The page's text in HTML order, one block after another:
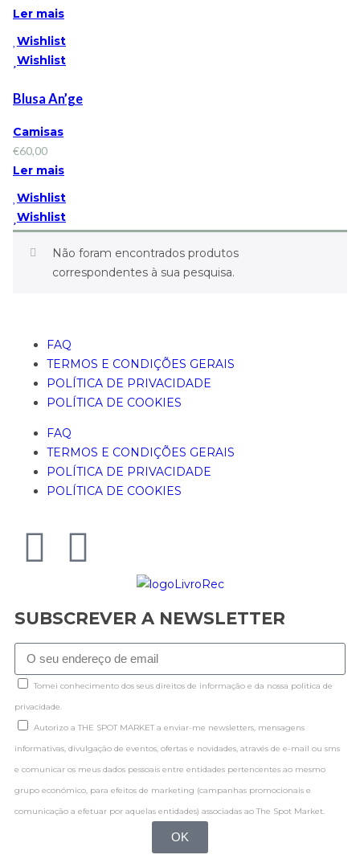
Ler mais
Wishlist
Wishlist
Blusa An’ge
Camisas
€60,00
Ler mais
Wishlist
Wishlist
Não foram encontrados produtos
correspondentes à sua pesquisa.
FAQ
TERMOS E CONDIÇÕES GERAIS
POLÍTICA DE PRIVACIDADE
POLÍTICA DE COOKIES
FAQ
TERMOS E CONDIÇÕES GERAIS
POLÍTICA DE PRIVACIDADE
POLÍTICA DE COOKIES
SUBSCREVER A NEWSLETTER
Tomei conhecimento dos seus direitos de informação e da nossa politica de
privacidade.
Autorizo a THE SPOT MARKET a enviar-me newsletters, mensagens
informativas, divulgação de eventos, ofertas e novidades, através de e-mail ou sms
e comunicar os meus dados pessoais entre entidades pertencentes ao mesmo
grupo económico, para efeitos de marketing (campanhas promocionais e
comunicação a efetuar por aquelas entidades) associadas ao The Spot Market.
OK